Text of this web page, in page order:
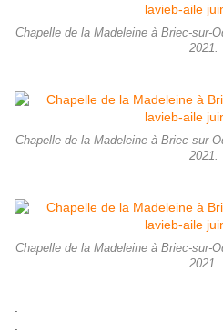
Chapelle de la Madeleine à Briec-sur-
2021.
Chapelle de la Madeleine à Briec-sur-
2021.
Chapelle de la Madeleine à Briec-sur-
2021.